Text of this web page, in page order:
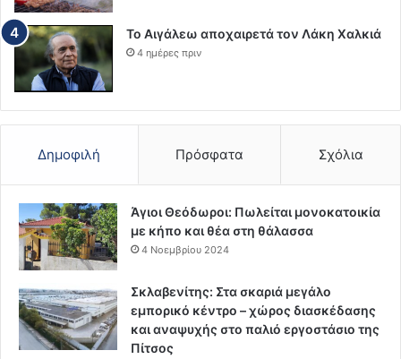
Το Αιγάλεω αποχαιρετά τον Λάκη Χαλκιά
4 ημέρες πριν
Δημοφιλή Πρόσφατα Σχόλια
Άγιοι Θεόδωροι: Πωλείται μονοκατοικία
με κήπο και θέα στη θάλασσα
4 Νοεμβρίου 2024
Σκλαβενίτης: Στα σκαριά μεγάλο
εμπορικό κέντρο – χώρος διασκέδασης
και αναψυχής στο παλιό εργοστάσιο της
Πίτσος